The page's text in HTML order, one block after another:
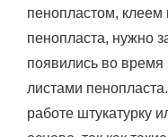
пенопластом, клеем
пенопласта, нужно
появились во
листами
работе штукатурку